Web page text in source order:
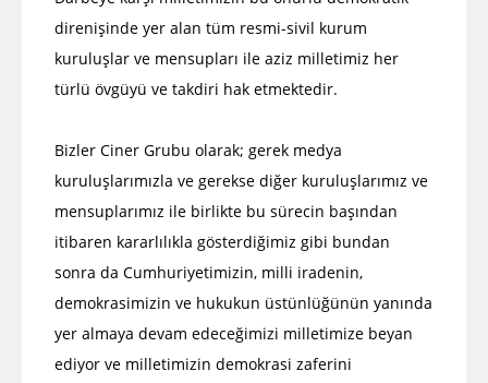
direnişinde yer alan tüm resmi-sivil kurum
kuruluşlar ve mensupları ile aziz milletimiz her
türlü övgüyü ve takdiri hak etmektedir.
Bizler Ciner Grubu olarak; gerek medya
kuruluşlarımızla ve gerekse diğer kuruluşlarımız ve
mensuplarımız ile birlikte bu sürecin başından
itibaren kararlılıkla gösterdiğimiz gibi bundan
sonra da Cumhuriyetimizin, milli iradenin,
demokrasimizin ve hukukun üstünlüğünün yanında
yer almaya devam edeceğimizi milletimize beyan
ediyor ve milletimizin demokrasi zaferini